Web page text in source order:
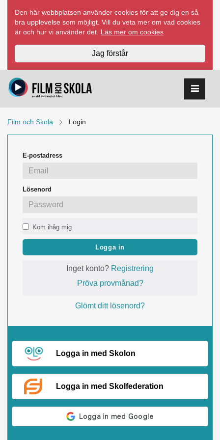
innehåll
Den här webbplatsen använder cookies för att ge dig en så
bra upplevelse som möjligt. Vill du veta mer om vad cookies
är och hur vi använder det. Läs mer om cookies
Jag förstår
Film och Skola Login
E-postadress
Lösenord
Kom ihåg mig
Logga in
Inget konto? Registrering
Pröva provmånad?
Glömt ditt lösenord?
Logga in med Skolon
Logga in med Skolfederation